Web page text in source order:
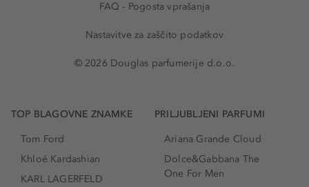
FAQ - Pogosta vprašanja
Nastavitve za zaščito podatkov
© 2026 Douglas parfumerije d.o.o.
TOP BLAGOVNE ZNAMKE
Tom Ford
Khloé Kardashian
KARL LAGERFELD
PRILJUBLJENI PARFUMI
Ariana Grande Cloud
Dolce&Gabbana The
One For Men